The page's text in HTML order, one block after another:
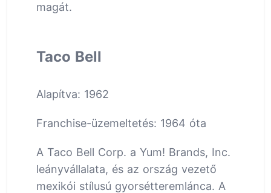
magát.
Taco Bell
Alapítva: 1962
Franchise-üzemeltetés: 1964 óta
A Taco Bell Corp. a Yum! Brands, Inc.
leányvállalata, és az ország vezető
mexikói stílusú gyorsétteremlánca. A